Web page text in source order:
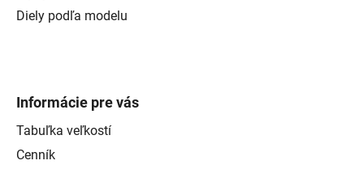
Diely podľa modelu
Informácie pre vás
Tabuľka veľkostí
Cenník